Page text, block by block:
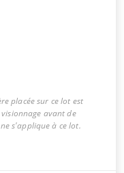
placée sur ce lot est
avant de
s'applique à ce lot.